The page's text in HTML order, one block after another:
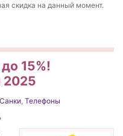
скидка на данный момент.
15%!
2025
Санки, Телефоны